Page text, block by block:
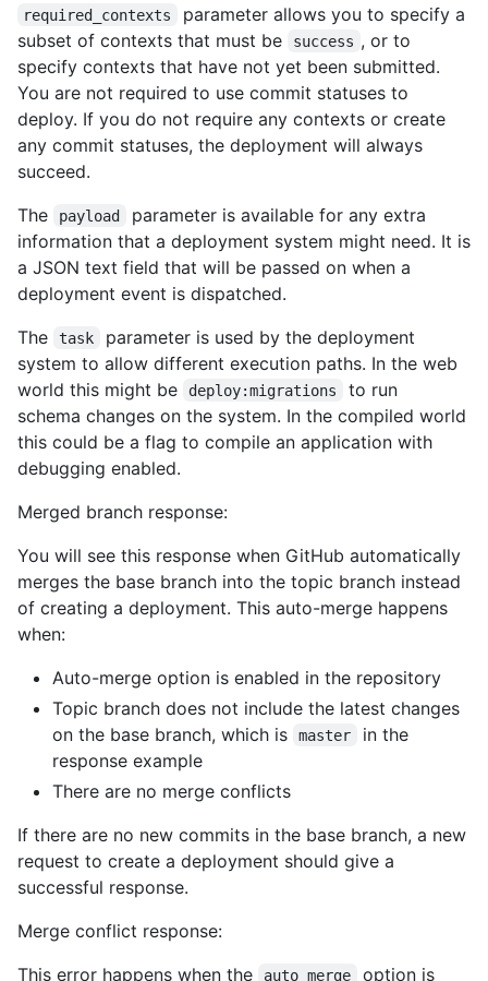
required_contexts
parameter allows you to specify a
subset of contexts that must be
success , or to
specify contexts that have not yet been submitted.
You are not required to use commit statuses to
deploy. If you do not require any contexts or create
any commit statuses, the deployment will always
succeed.
The
payload
parameter is available for any extra
information that a deployment system might need. It is
a JSON text field that will be passed on when a
deployment event is dispatched.
The
task
parameter is used by the deployment
system to allow different execution paths. In the web
world this might be
deploy:migrations
to run
schema changes on the system. In the compiled world
this could be a flag to compile an application with
debugging enabled.
Merged branch response:
You will see this response when GitHub automatically
merges the base branch into the topic branch instead
of creating a deployment. This auto-merge happens
when:
Auto-merge option is enabled in the repository
Topic branch does not include the latest changes
on the base branch, which is
master
in the
response example
There are no merge conflicts
If there are no new commits in the base branch, a new
request to create a deployment should give a
successful response.
Merge conflict response:
This error happens when the
auto_merge
option is